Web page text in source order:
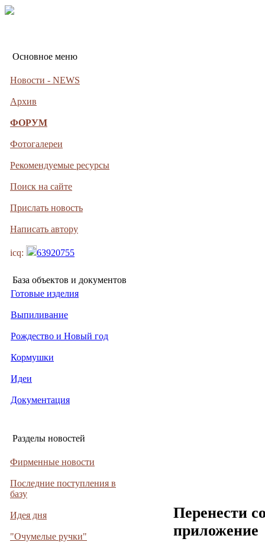
Основное меню
Новости - NEWS
Архив
ФОРУМ
Фотогалереи
Рекомендуемые ресурсы
Поиск на сайте
Прислать новость
Написать автору
icq: 63920755
База объектов и документов
Готовые изделия
Выпиливание
Рождество и Новый год
Кормушки
Идеи
Документация
Разделы новостей
Фирменные новости
Последние поступления в
базу
Идея дня
"Очумелые ручки"
Перенести
приложение